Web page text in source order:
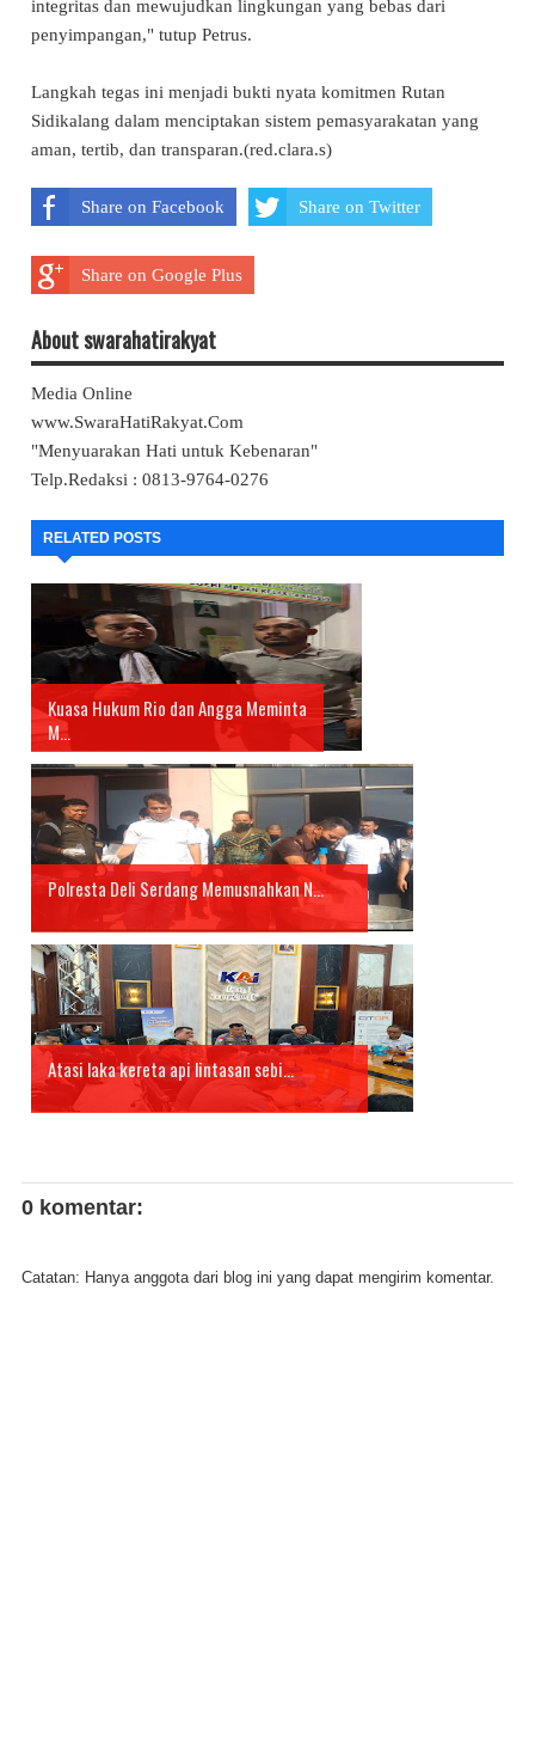
integritas dan mewujudkan lingkungan yang bebas dari
penyimpangan," tutup Petrus.
Langkah tegas ini menjadi bukti nyata komitmen Rutan
Sidikalang dalam menciptakan sistem pemasyarakatan yang
aman, tertib, dan transparan.(red.clara.s)
Share on Facebook Share on Twitter
Share on Google Plus
About swarahatirakyat
Media Online
www.SwaraHatiRakyat.Com
"Menyuarakan Hati untuk Kebenaran"
Telp.Redaksi : 0813-9764-0276
RELATED POSTS
Kuasa Hukum Rio dan Angga Meminta
M...
Polresta Deli Serdang Memusnahkan N...
Atasi laka kereta api lintasan sebi...
0 komentar:
Catatan: Hanya anggota dari blog ini yang dapat mengirim komentar.